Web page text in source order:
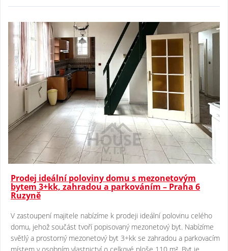
Prodej ideální poloviny domu s mezonetovým
bytem 3+kk, zahradou a parkováním – Praha 6
Ruzyně
V zastoupení majitele nabízíme k prodeji ideální polovinu celého
domu, jehož součást tvoří popisovaný mezonetový byt. Nabízíme
světlý a prostorný mezonetový byt 3+kk se zahradou a parkovacím
místem v osobním vlastnictví o celkové ploše 110 m². Byt je